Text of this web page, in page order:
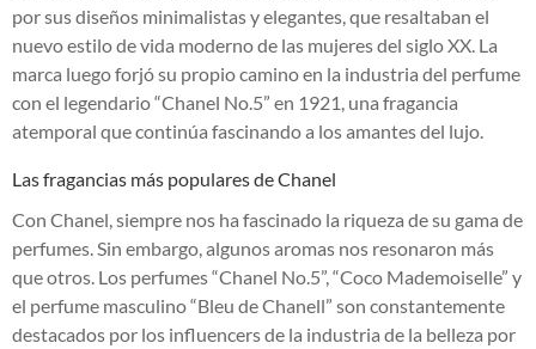
por sus diseños minimalistas y elegantes, que resaltaban el
nuevo estilo de vida moderno de las mujeres del siglo XX. La
marca luego forjó su propio camino en la industria del perfume
con el legendario “Chanel No.5” en 1921, una fragancia
atemporal que continúa fascinando a los amantes del lujo.
Las fragancias más populares de Chanel
Con Chanel, siempre nos ha fascinado la riqueza de su gama de
perfumes. Sin embargo, algunos aromas nos resonaron más
que otros. Los perfumes “Chanel No.5”, “Coco Mademoiselle” y
el perfume masculino “Bleu de Chanell” son constantemente
destacados por los influencers de la industria de la belleza por